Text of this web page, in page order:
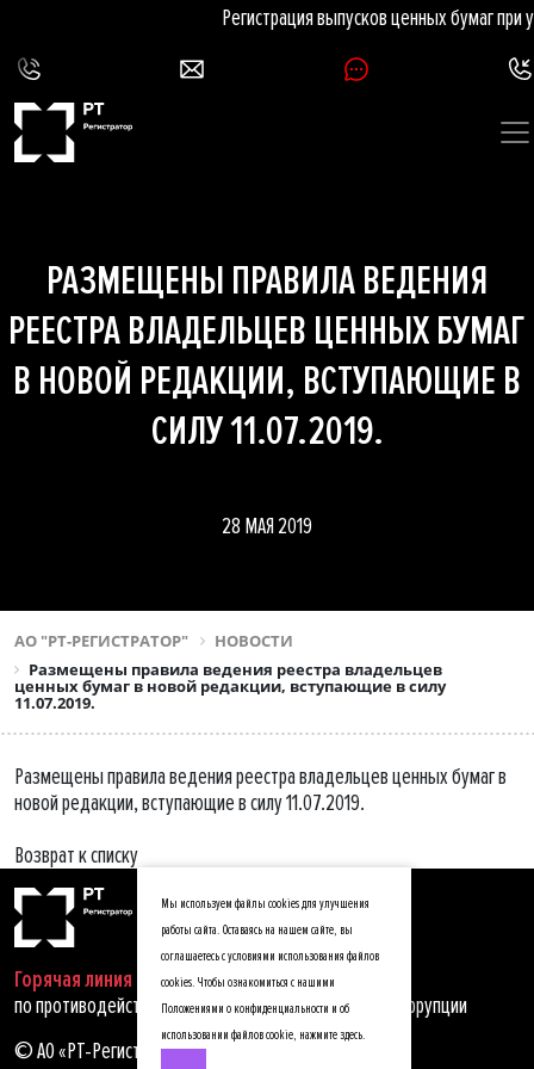
Регистрация выпусков ценных бумаг при
РАЗМЕЩЕНЫ ПРАВИЛА ВЕДЕНИЯ
РЕЕСТРА ВЛАДЕЛЬЦЕВ ЦЕННЫХ БУМАГ
В НОВОЙ РЕДАКЦИИ, ВСТУПАЮЩИЕ В
СИЛУ 11.07.2019.
28 МАЯ 2019
АО "РТ-РЕГИСТРАТОР"
НОВОСТИ
Размещены правила ведения реестра владельцев
ценных бумаг в новой редакции, вступающие в силу
11.07.2019.
Размещены правила ведения реестра владельцев ценных бумаг в
новой редакции, вступающие в силу 11.07.2019.
Возврат к списку
Горячая линия
по противодействию мошенничеству, хищениям и коррупции
© АО «РТ-Регистратор», 2025
Мы используем файлы cookies для улучшения
работы сайта. Оставаясь на нашем сайте, вы
соглашаетесь с условиями использования файлов
cookies. Чтобы ознакомиться с нашими
Положениями о конфиденциальности и об
использовании файлов cookie, нажмите здесь.